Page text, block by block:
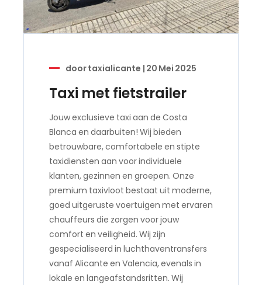
doortaxialicante | 20 Mei 2025
Taxi met fietstrailer
Jouw exclusieve taxi aan de Costa
Blanca en daarbuiten! Wij bieden
betrouwbare, comfortabele en stipte
taxidiensten aan voor individuele
klanten, gezinnen en groepen. Onze
premium taxivloot bestaat uit moderne,
goed uitgeruste voertuigen met ervaren
chauffeurs die zorgen voor jouw
comfort en veiligheid. Wij zijn
gespecialiseerd in luchthaventransfers
vanaf Alicante en Valencia, evenals in
lokale en langeafstandsritten. Wij